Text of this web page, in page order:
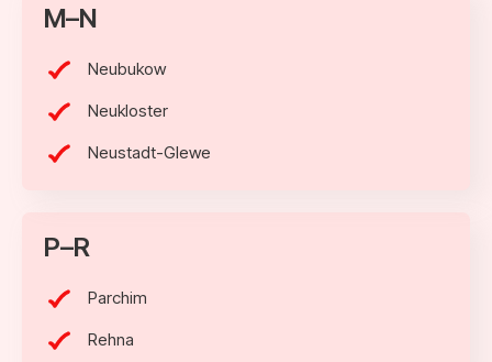
M–N
Neubukow
Neukloster
Neustadt-Glewe
P–R
Parchim
Rehna